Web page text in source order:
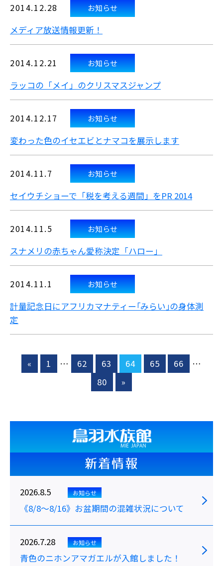
2014.12.28 お知らせ
メディア放送情報更新！
2014.12.21 お知らせ
ラッコの「メイ」のクリスマスジャンプ
2014.12.17 お知らせ
変わった色のイセエビとナマコを展示します
2014.11.7 お知らせ
セイウチショーで「税を考える週間」をPR 2014
2014.11.5 お知らせ
スナメリの赤ちゃん愛称決定「ハロー」
2014.11.1 お知らせ
計量記念日にアフリカマナティー｢みらい｣の身体測
定
« 1 … 62 63 64 65 66
…
80
»
新着情報
2026.8.5 お知らせ
《8/8～8/16》お盆期間の混雑状況について
2026.7.28 お知らせ
青色のニホンアマガエルが入館しました！